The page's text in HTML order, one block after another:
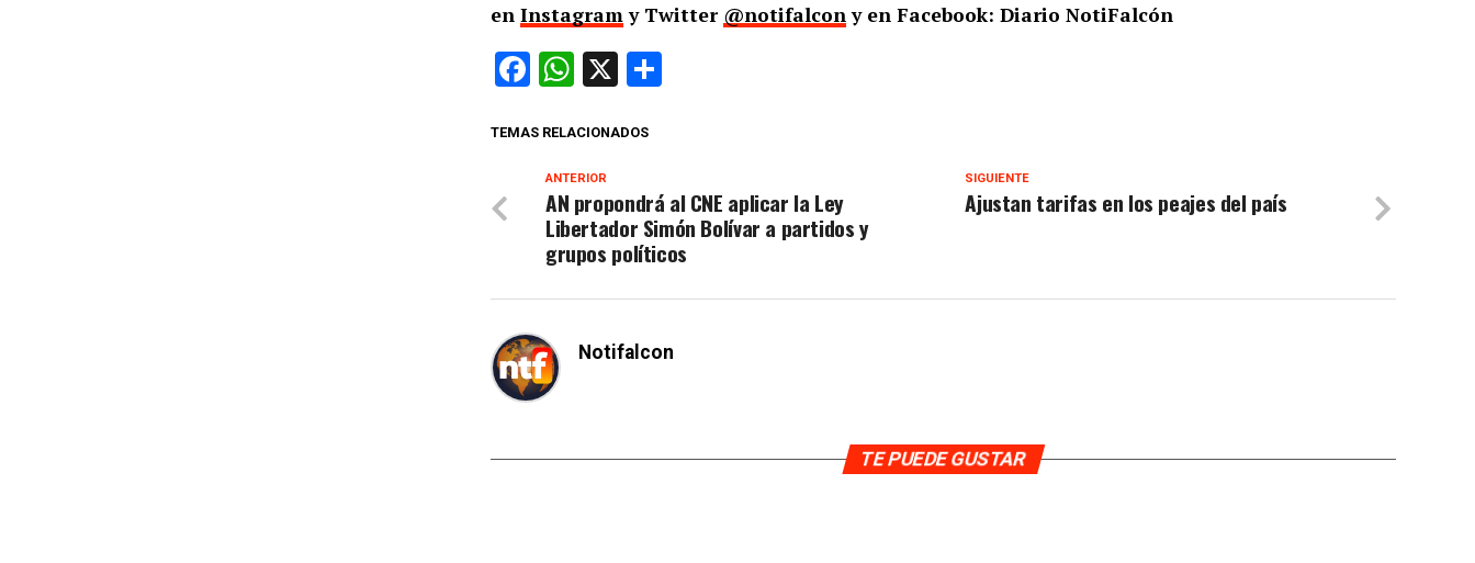
en Instagramy Twitter @notifalcony en Facebook: Diario NotiFalcón
Facebook
WhatsApp
X
TEMAS RELACIONADOS
SIGUIENTE
Ajustan tarifas en los peajes del país
ANTERIOR
AN propondrá al CNE aplicar la Ley
Libertador Simón Bolívar a partidos y
grupos políticos
Notifalcon
TE PUEDE GUSTAR